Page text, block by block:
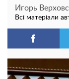
Игорь
Всі матеріали